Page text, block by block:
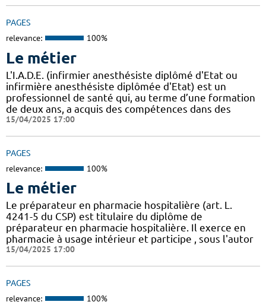
PAGES
relevance: 100%
Le métier
L'I.A.D.E. (infirmier anesthésiste diplômé d'Etat ou
infirmière anesthésiste diplômée d'Etat) est un
professionnel de santé qui, au terme d’une formation
de deux ans, a acquis des compétences dans des
15/04/2025 17:00
PAGES
relevance: 100%
Le métier
Le préparateur en pharmacie hospitalière (art. L.
4241-5 du CSP) est titulaire du diplôme de
préparateur en pharmacie hospitalière. Il exerce en
pharmacie à usage intérieur et participe , sous l'autor
15/04/2025 17:00
PAGES
relevance: 100%